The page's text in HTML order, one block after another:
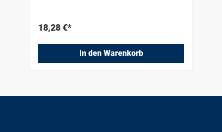
18,28 €*
In den Warenkorb